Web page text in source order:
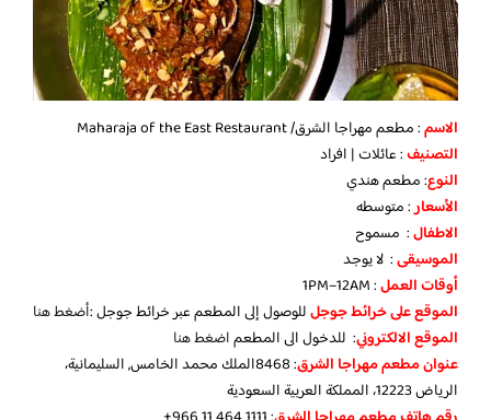
الاسم: مطعم مهراجا الشرق/ Maharaja of the East Restaurant
التصنيف: عائلات | افراد
النوع: مطعم هندي
الأسعار: متوسطه
الاطفال: مسموح
الموسيقى: لا يوجد
أوقات العمل: 1PM–12AM
الموقع على خرائط جوجلللوصول إلى المطعم عبر خرائط جوجل :أضغط هنا
الموقع الالكتروني: للدخول الى المطعماضغط هنا
عنوان مطعم مهراجا الشرق
: 8468الملك محمد الخامس, السليمانية،
الرياض 12223، المملكة العربية السعودية